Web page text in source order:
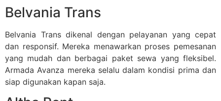
Belvania Trans
Belvania Trans dikenal dengan pelayanan yang cepat
dan responsif. Mereka menawarkan proses pemesanan
yang mudah dan berbagai paket sewa yang fleksibel.
Armada Avanza mereka selalu dalam kondisi prima dan
siap digunakan kapan saja.